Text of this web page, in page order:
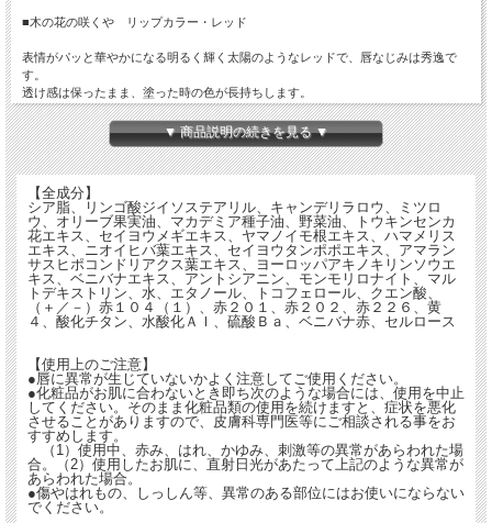
■木の花の咲くや リップカラー・レッド
表情がパッと華やかになる明るく輝く太陽のようなレッドで、唇なじみは秀逸で
す。
透け感は保ったまま、塗った時の色が長持ちします。
☆口紅のつけ方で色の調節が可能です。とても発色が良いため、口紅を普通に塗る
と濃い赤色になり、唇にポンポンと軽くつけるようにすると薄づきにでき、やわら
かい赤色になります。
○ホメオパシーのレメディー入り（Cean、Fucus.、Thyr-gl.、心経、祝詞、Cor-r.、
Sol. 、赤104(1)、赤201、赤202、赤226、黄4のレメディー 他）
○マザーチンクチャー入り（カレンデュラ、バーバリスブルガリス、ダイオスコリ
ア 他）
・セイヨウメギエキス：透明感とハリを与える
・ディオスコレアビロサ根エキス：お肌を若々しく保つ
・セイヨウタンポポエキス：しっとりやわらかに
・アマランサスヒポコンドリアクスエキス：すこやかさを維持
▼ 商品説明の続きを見る ▼
【全成分】
シア脂、リンゴ酸ジイソステアリル、キャンデリラロウ、ミツロ
ウ、オリーブ果実油、マカデミア種子油、野菜油、トウキンセンカ
花エキス、セイヨウメギエキス、ヤマノイモ根エキス、ハマメリス
エキス、ニオイヒバ葉エキス、セイヨウタンポポエキス、アマラン
サスヒポコンドリアクス葉エキス、ヨーロッパアキノキリンソウエ
キス、ベニバナエキス、アントシアニン、モンモリロナイト、マル
トデキストリン、水、エタノール、トコフェロール、クエン酸、
（＋／－）赤１０４（１）、赤２０１、赤２０２、赤２２６、黄
４、酸化チタン、水酸化Ａｌ、硫酸Ｂａ、ベニバナ赤、セルロース
【使用上のご注意】
●唇に異常が生じていないかよく注意してご使用ください。
●化粧品がお肌に合わないとき即ち次のような場合には、使用を中止
してください。そのまま化粧品類の使用を続けますと、症状を悪化
させることがありますので、皮膚科専門医等にご相談される事をお
すすめします。
（1）使用中、赤み、はれ、かゆみ、刺激等の異常があらわれた場
合。（2）使用したお肌に、直射日光があたって上記のような異常が
あらわれた場合。
●傷やはれもの、しっしん等、異常のある部位にはお使いにならない
でください。